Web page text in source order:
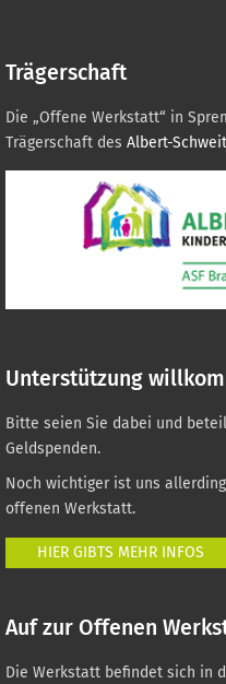
Trägerschaft
Die „Offene Werkstatt“ in
Trägerschaft des Albert-
Unterstützung
Bitte seien Sie dabei und
Geldspenden.
Noch wichtiger ist uns
offenen Werkstatt.
HIER GIBTS MEHR INFOS
Auf zur Offenen
Die Werkstatt befindet sich in